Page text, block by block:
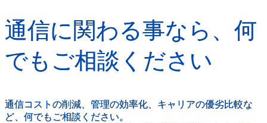
通信に関わる事なら、何
でもご相談ください
通信コストの削減、管理の効率化、キャリアの優劣比較な
ど、何でもご相談ください。